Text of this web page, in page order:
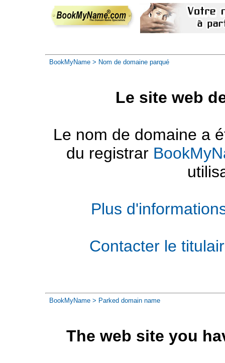
BookMyName > Nom de domaine parqué
Le site web
Le nom de domaine a
du registrar
Plus
Contacter le
BookMyName > Parked domain name
The web site you